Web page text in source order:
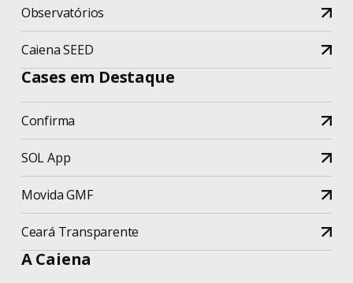
Observatórios
Caiena SEED
Cases em Destaque
Confirma
SOL App
Movida GMF
Ceará Transparente
A Caiena